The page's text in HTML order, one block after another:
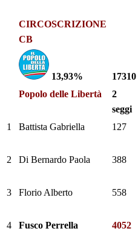
CIRCOSCRIZIONE
CB
13,93% 17310
Popolo delle Libertà
2
seggi
1 Battista Gabriella 127
2 Di Bernardo Paola 388
3
Florio Alberto 558
4
Fusco Perrella
4052